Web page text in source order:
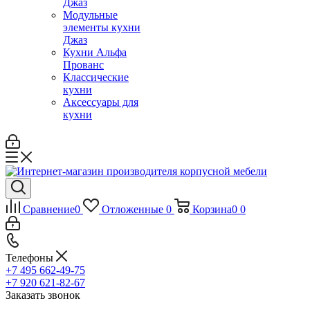
Джаз
Модульные
элементы кухни
Джаз
Кухни Альфа
Прованс
Классические
кухни
Аксессуары для
кухни
Сравнение0 Отложенные 0 Корзина0 0
Телефоны
+7 495 662-49-75
+7 920 621-82-67
Заказать звонок